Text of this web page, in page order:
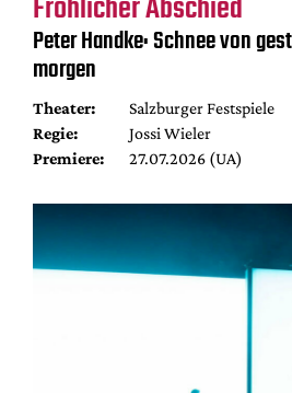
Peter Handke: Schnee von
morgen
Theater:
Salzburger Festspiele
Regie:
Jossi Wieler
Premiere:
27.07.2026 (UA)